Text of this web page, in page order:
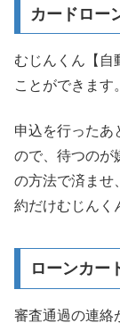
カードロー
むじんくん【自
ことができます。
申込を行ったあ
ので、待つのが
の方法で済ませ
約だけむじんく
ローンカー
審査通過の連絡